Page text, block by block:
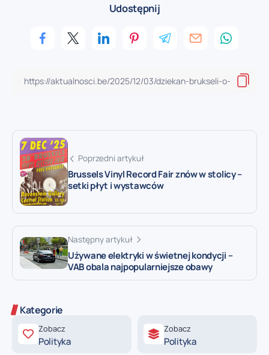
Udostępnij
Poprzedni artykuł
Brussels Vinyl Record Fair znów w stolicy –
setki płyt i wystawców
Następny artykuł
Używane elektryki w świetnej kondycji –
VAB obala najpopularniejsze obawy
Kategorie
Zobacz
Polityka
Zobacz
Polityka